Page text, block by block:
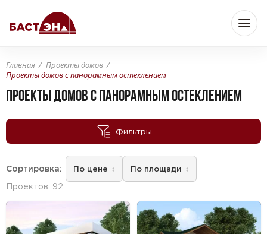
Главная
Проекты домов
Проекты домов с панорамным остеклением
ПРОЕКТЫ ДОМОВ С ПАНОРАМНЫМ ОСТЕКЛЕНИЕМ
Фильтры
Сортировка: По цене По площади
Проектов: 92
Бюджет
— До
Площадь
м2 — До м2